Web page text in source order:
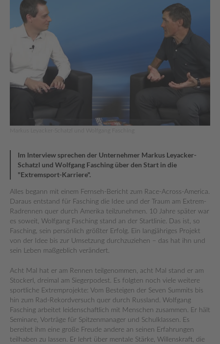
Markus Leyacker-Schatzl und Wolfgang Fasching
Im Interview sprechen der Unternehmer Markus Leyacker-
Schatzl und Wolfgang Fasching über den Start in die
"Extremsport-Karriere".
Alles begann mit einem Fernseh-Bericht zum Race-Across-America.
Daraus entstand für Fasching die Idee und der Traum am Extrem-
Radrennen quer durch Amerika teilzunehmen. 10 Jahre später war
es soweit, Wolfgang Fasching stand an der Startlinie. Das ist, so
Fasching, sein persönlich größter Erfolg. Ein langjähriges Projekt
von der Idee bis zur Umsetzung durchzuziehen – das hat ihn und
sein Leben maßgeblich verändert.
Acht Mal hat er am Rennen teilgenommen, acht Mal stand er am
Stockerl, dreimal am Siegerpodest. Es folgten noch viele weitere
sportliche Extremprojekte: Vom Besteigen der Seven Summits bis
hin zum Rad-Rekordversuch quer durch Russland. Wolfgang
Fasching arbeitet leidenschaftlich mit Menschen zusammen. Er hält
Seminare, Vorträge für Spitzenmanager und Schulklassen. Es
bereitet ihm eine große Freude andere an seinen Erfahrungen
teilhaben zu lassen. Er lehrt über mentale Stärke, Willenskraft, die